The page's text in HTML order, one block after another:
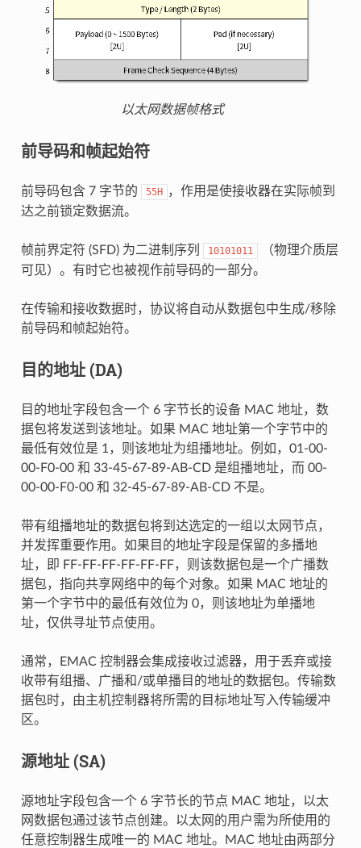
以太网数据帧格式
前导码和帧起始符
前导码包含 7 字节的 55H
，作用是使接收器在实际帧到
达之前锁定数据流。
帧前界定符 (SFD) 为二进制序列 10101011
（物理介质层
可见）。有时它也被视作前导码的一部分。
在传输和接收数据时，协议将自动从数据包中生成/移除
前导码和帧起始符。
目的地址 (DA)
目的地址字段包含一个 6 字节长的设备 MAC 地址，数
据包将发送到该地址。如果 MAC 地址第一个字节中的
最低有效位是 1，则该地址为组播地址。例如，01-00-
00-F0-00 和 33-45-67-89-AB-CD 是组播地址，而 00-
00-00-F0-00 和 32-45-67-89-AB-CD 不是。
带有组播地址的数据包将到达选定的一组以太网节点，
并发挥重要作用。如果目的地址字段是保留的多播地
址，即 FF-FF-FF-FF-FF-FF，则该数据包是一个广播数
据包，指向共享网络中的每个对象。如果 MAC 地址的
第一个字节中的最低有效位为 0，则该地址为单播地
址，仅供寻址节点使用。
通常，EMAC 控制器会集成接收过滤器，用于丢弃或接
收带有组播、广播和/或单播目的地址的数据包。传输数
据包时，由主机控制器将所需的目标地址写入传输缓冲
区。
源地址 (SA)
源地址字段包含一个 6 字节长的节点 MAC 地址，以太
网数据包通过该节点创建。以太网的用户需为所使用的
任意控制器生成唯一的 MAC 地址。MAC 地址由两部分